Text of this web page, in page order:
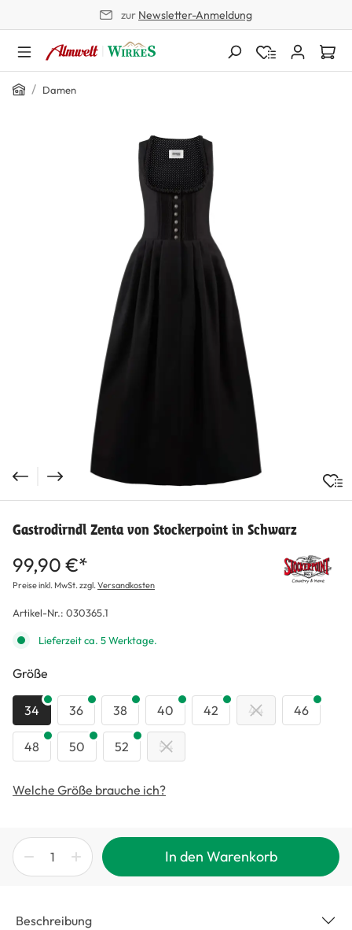
zur Newsletter-Anmeldung
Home
/ Damen
Gastrodirndl Zenta von Stockerpoint in Schwarz
99,90 €*
Preise inkl. MwSt. zzgl.Versandkosten
Artikel-Nr.: 030365.1
Lieferzeit ca. 5 Werktage.
Größe
34 36 38 40 42 44 46
48 50 52 54
Welche Größe brauche ich?
In den Warenkorb
Beschreibung